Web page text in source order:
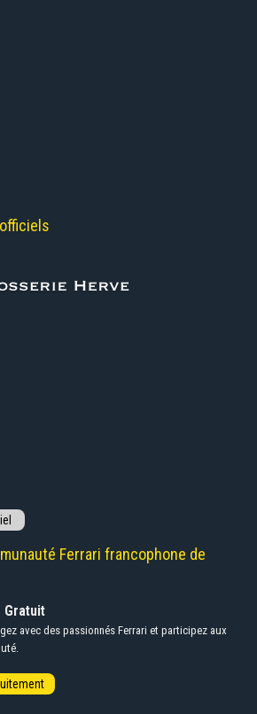
Ferrari francophone de
Gratuit
avec des passionnés Ferrari et participez aux